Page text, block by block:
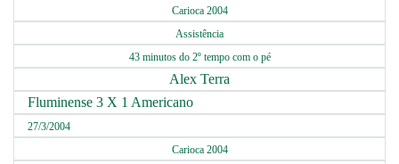
Carioca 2004
Assistência
43 minutos do 2º tempo com o pé
Alex Terra
Fluminense 3 X 1 Americano
27/3/2004
Carioca 2004